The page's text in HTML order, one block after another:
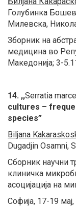
Голубинка
Милевска,
Зборник на
медицина во
Македонија; 3-
14. ,,Serratia
cultures –
species”
Biljana
Dugadjin Osamni,
Сборник научни
клиничка
асоцијација на
Софија, 17-19